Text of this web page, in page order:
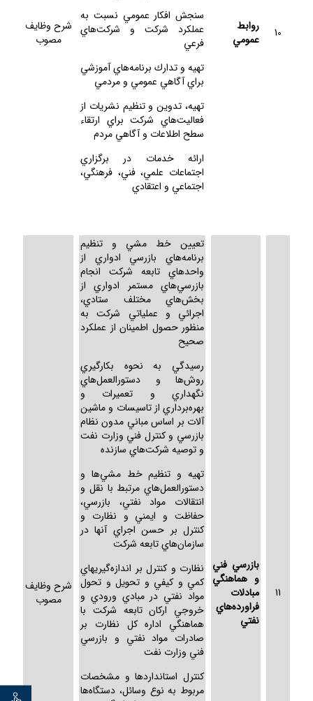
10
روابط
عمومي
سنجش افكار عمومي نسبت به
عملكرد شركت و شركت‌هاي
فرعي
تهيه و تدارك برنامه‌هاي آموزشي
براي آگاهي عمومي و مردمي
تهيه، تدوين و تنظيم نشريات از
فعاليت‌هاي شركت براي ارتقاء
سطح اطلاعات و آگاهي مردم
ارائه خدمات در برگزاري
اجتماعات علمي، فني، فرهنگي،
اجتماعي و اعتقادي
شرح وظايف
مصوب
11
بازرسي فني
و هماهنگي
مبادلات
فراورده‌هاي
نفتي
تعيين خط مشي و تنظيم
برنامه‌هاي بازرسي ادواري از
واحدهاي تابعه شركت انجام
بازرسي‌هاي مستمر ادواري از
بخش‌هاي مختلف ستادي،
اجرائي و عملياتي شركت به
منظور حصول اطمينان از عملكرد
صحيح
رسيدگي به نحوه بكارگيري
روش‌ها و دستورالعمل‌هاي
نگهداري و تعميرات و
بهره‌برداري از تاسيسات و ماشين
آلات بر اساس مباني مدون نظام
بازرسي و كنترل فني وزارت نفت
و توصيه شركت‌هاي سازنده
تهيه و تنظيم خط مشي‌ها و
دستورالعمل‌هاي مرتبط با نقل و
انتقالات مواد نفتي، بازرسي،
حفاظت و ايمني و نظارت و
كنترل بر حسن اجراي آنها در
سازمان‌هاي تابعه شركت
نظارت و كنترل بر اندازه‌گيريهاي
كمي و كيفي و تحويل و تحول
مواد نفتي در مبادي ورودي و
خروجي اركان تابعه شركت با
هماهنگي اداره كل نظارت بر
صادرات مواد نفتي و بازرسي
فني وزارت نفت
كنترل استانداردها و مشخصات
مربوط به نوع وسائل، دستگاه‌ها
شرح وظايف
مصوب